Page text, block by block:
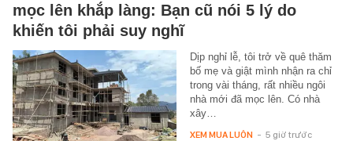
mọc lên khắp làng: Bạn cũ nói 5 lý do
khiến tôi phải suy nghĩ
Dịp nghỉ lễ, tôi trở về quê thăm
bố mẹ và giật mình nhận ra chỉ
trong vài tháng, rất nhiều ngôi
nhà mới đã mọc lên. Có nhà
xây…
XEM MUA LUÔN - 5 giờ trước